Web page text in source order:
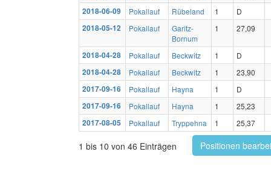
2018-06-09
Pokallauf Rübeland 1
D
2018-05-12
Pokallauf
Garitz-
Bornum
1 27,09
2018-04-28 Pokallauf Beckwitz 1
D
2018-04-28
Pokallauf Beckwitz 1
23,90
2017-09-16
Pokallauf Hayna 1
D
2017-09-16
Pokallauf Hayna 1
25,23
2017-08-05
Pokallauf Tryppehna 1 25,37
1 bis 10 von 46 Einträgen Positionen